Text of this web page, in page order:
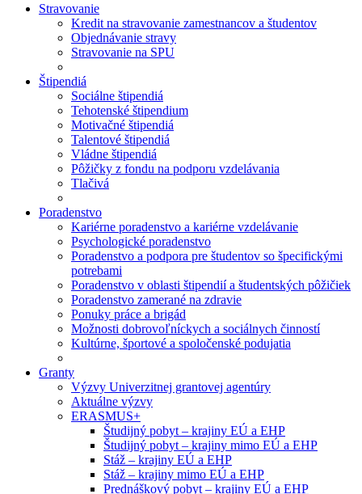
Stravovanie
Kredit na stravovanie zamestnancov a študentov
Objednávanie stravy
Stravovanie na SPU
Štipendiá
Sociálne štipendiá
Tehotenské štipendium
Motivačné štipendiá
Talentové štipendiá
Vládne štipendiá
Pôžičky z fondu na podporu vzdelávania
Tlačivá
Poradenstvo
Kariérne poradenstvo a kariérne vzdelávanie
Psychologické poradenstvo
Poradenstvo a podpora pre študentov so špecifickými
potrebami
Poradenstvo v oblasti štipendií a študentských pôžičiek
Poradenstvo zamerané na zdravie
Ponuky práce a brigád
Možnosti dobrovoľníckych a sociálnych činností
Kultúrne, športové a spoločenské podujatia
Granty
Výzvy Univerzitnej grantovej agentúry
Aktuálne výzvy
ERASMUS+
Študijný pobyt – krajiny EÚ a EHP
Študijný pobyt – krajiny mimo EÚ a EHP
Stáž – krajiny EÚ a EHP
Stáž – krajiny mimo EÚ a EHP
Prednáškový pobyt – krajiny EÚ a EHP